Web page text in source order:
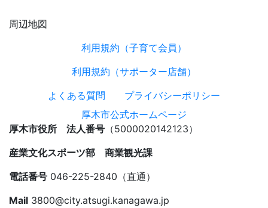
周辺地図
利用規約（子育て会員）
利用規約（サポーター店舗）
よくある質問
プライバシーポリシー
厚木市公式ホームページ
厚木市役所 法人番号 （5000020142123）
産業文化スポーツ部 商業観光課
電話番号 046-225-2840（直通）
Mail 3800@city.atsugi.kanagawa.jp